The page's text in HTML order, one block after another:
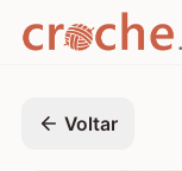
Voltar